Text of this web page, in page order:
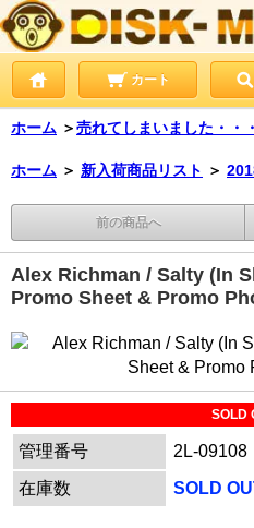
カート
ホーム ＞売れてしまいました・・・
ホーム ＞ 新入荷商品リスト ＞
前の商品へ
Alex Richman / Salty (In
Promo Sheet & Promo
SOLD
管理番号
2L-09108
在庫数
SOLD